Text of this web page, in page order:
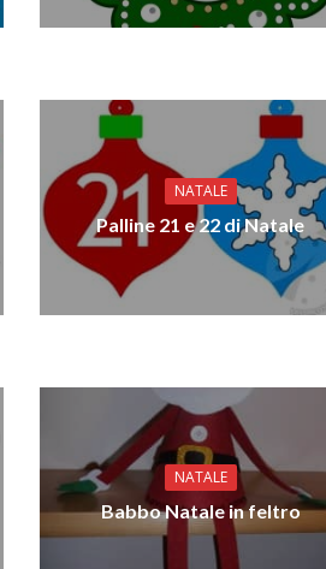
NATALE
Palline 21 e 22 di Natale
NATALE
Babbo Natale in feltro